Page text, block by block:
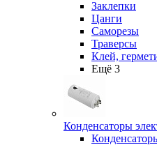
Заклепки
Цанги
Саморезы
Траверсы
Клей,
Ещё 3
Конденсаторы